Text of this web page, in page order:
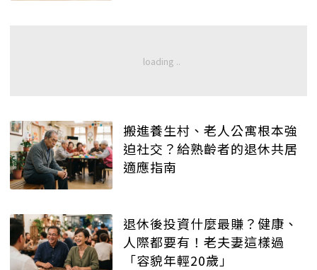
搬進養生村、老人公寓根本強
迫社交？給熟齡者的退休共居
適應指南
退休後投資什麼最賺？健康、
人際都要有！老夫妻這樣過
「容貌年輕20歲」